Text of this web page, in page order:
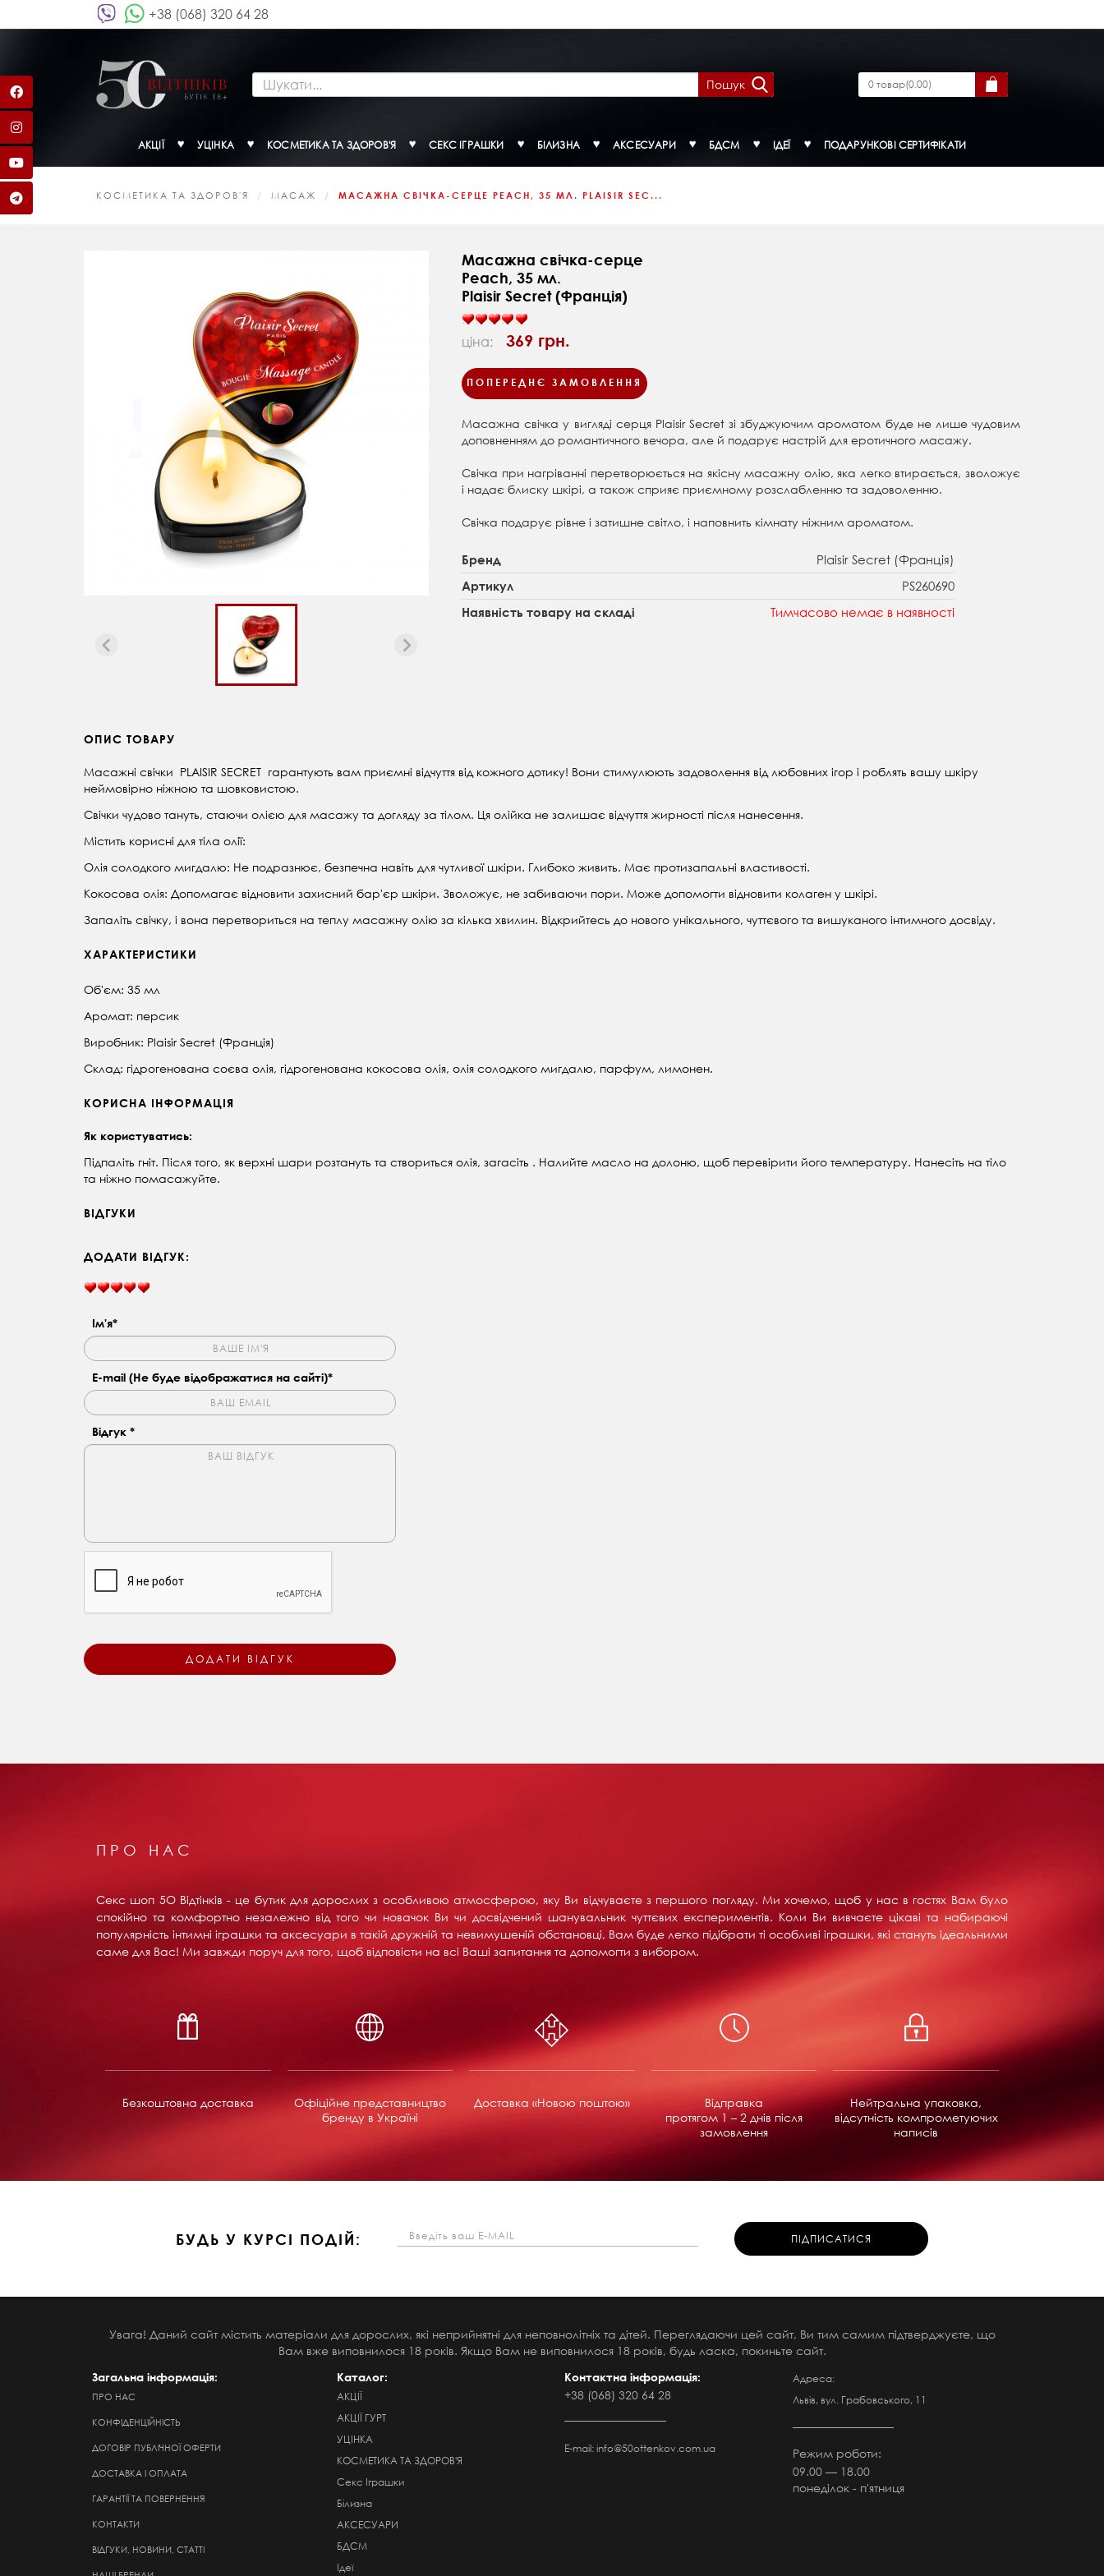
+38 (068) 320 64 28
Пошук 0товар(0.00)
АКЦІЇ УЦІНКА КОСМЕТИКА ТА ЗДОРОВ'Я СЕКС ІГРАШКИ БІЛИЗНА АКСЕСУАРИ БДСМ ІДЕЇ ПОДАРУНКОВІ СЕРТИФІКАТИ
КОСМЕТИКА ТА ЗДОРОВ'Я МАСАЖ МАСАЖНА СВІЧКА-СЕРЦЕ PEACH, 35 МЛ. PLAISIR SEC...
Масажна свічка-серце
Peach, 35 мл.
Plaisir Secret (Франція)
ціна: 369 грн.
ПОПЕРЕДНЄ ЗАМОВЛЕННЯ
Масажна свічка у вигляді серця Plaisir Secret зі збуджуючим ароматом буде не лише чудовим
доповненням до романтичного вечора, але й подарує настрій для еротичного масажу.
Свічка при нагріванні перетворюється на якісну масажну олію, яка легко втирається, зволожує
і надає блиску шкірі, а також сприяє приємному розслабленню та задоволенню.
Свічка подарує рівне і затишне світло, і наповнить кімнату ніжним ароматом.
Бренд Plaisir Secret (Франція)
Артикул PS260690
Наявність товару на складі Тимчасово немає в наявності
ОПИС ТОВАРУ
Масажні свічки PLAISIR SECRET гарантують вам приємні відчуття від кожного дотику! Вони стимулюють задоволення від любовних ігор і роблять вашу шкіру
неймовірно ніжною та шовковистою.
Свічки чудово тануть, стаючи олією для масажу та догляду за тілом. Ця олійка не залишає відчуття жирності після нанесення.
Містить корисні для тіла олії:
Олія солодкого мигдалю: Не подразнює, безпечна навіть для чутливої шкіри. Глибоко живить. Має протизапальні властивості.
Кокосова олія: Допомагає відновити захисний бар'єр шкіри. Зволожує, не забиваючи пори. Може допомогти відновити колаген у шкірі.
Запаліть свічку, і вона перетвориться на теплу масажну олію за кілька хвилин. Відкрийтесь до нового унікального, чуттєвого та вишуканого інтимного досвіду.
ХАРАКТЕРИСТИКИ
Об'єм: 35 мл
Аромат: персик
Виробник: Plaisir Secret (Франція)
Склад: гідрогенована соєва олія, гідрогенована кокосова олія, олія солодкого мигдалю, парфум, лимонен.
КОРИСНА ІНФОРМАЦІЯ
Як користуватись:
Підпаліть гніт. Після того, як верхні шари розтануть та створиться олія, загасіть . Налийте масло на долоню, щоб перевірити його температуру. Нанесіть на тіло
та ніжно помасажуйте.
ВІДГУКИ
ДОДАТИ ВІДГУК:
Ім'я*
E-mail (Не буде відображатися на сайті)*
Відгук *
ПРО НАС
Секс шоп 5О Відтінків - це бутик для дорослих з особливою атмосферою, яку Ви відчуваєте з першого погляду. Ми хочемо, щоб у нас в гостях Вам було
спокійно та комфортно незалежно від того чи новачок Ви чи досвідчений шанувальник чуттєвих експериментів. Коли Ви вивчаєте цікаві та набираючі
популярність інтимні іграшки та аксесуари в такій дружній та невимушеній обстановці, Вам буде легко підібрати ті особливі іграшки, які стануть ідеальними
саме для Вас! Ми завжди поруч для того, щоб відповісти на всі Ваші запитання та допомогти з вибором.
Безкоштовна доставка
Офіційне представництво
бренду в Україні
Доставка «Новою поштою»
Відправка
протягом 1 – 2 днів після
замовлення
Нейтральна упаковка,
відсутність компрометуючих
написів
БУДЬ У КУРСІ ПОДІЙ:
Увага! Даний сайт містить матеріали для дорослих, які неприйнятні для неповнолітніх та дітей. Переглядаючи цей сайт, Ви тим самим підтверджуєте, що
Вам вже виповнилося 18 років. Якщо Вам не виповнилося 18 років, будь ласка, покиньте сайт.
Загальна інформація:
ПРО НАС
КОНФІДЕНЦІЙНІСТЬ
ДОГОВІР ПУБЛІЧНОЇ ОФЕРТИ
ДОСТАВКА І ОПЛАТА
ГАРАНТІЇ ТА ПОВЕРНЕННЯ
КОНТАКТИ
ВІДГУКИ, НОВИНИ, СТАТТІ
Каталог:
АКЦІЇ
АКЦІЇ ГУРТ
УЦІНКА
КОСМЕТИКА ТА ЗДОРОВ'Я
Секс Іграшки
Білизна
АКСЕСУАРИ
БДСМ
Ідеї
Контактна інформація:
+38 (068) 320 64 28
E-mail:info@50ottenkov.com.ua
Адреса:
Львів, вул. Грабовського, 11
Режим роботи:
09.00 — 18.00
понеділок - п'ятниця